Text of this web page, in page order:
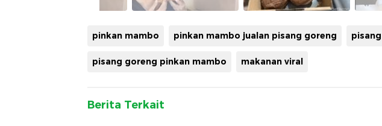
pinkan mambo pinkan mambo jualan pisang goreng
pisang goreng pinkan mambo makanan viral
Berita Terkait